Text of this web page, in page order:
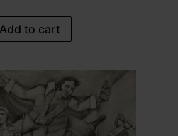
Add to cart